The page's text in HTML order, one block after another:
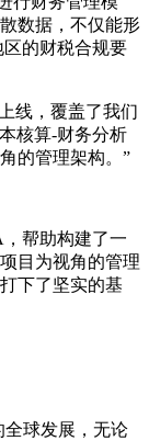
数据，不仅能形
的财税合规要
线，覆盖了我们
核算-财务分析
的管理架构。”
，帮助构建了一
目为视角的管理
下了坚实的基
全球发展，无论